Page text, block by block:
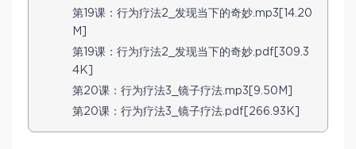
第19课：行为疗法2_发现当下的奇妙.mp3[14.20
M]
第19课：行为疗法2_发现当下的奇妙.pdf[309.3
4K]
第20课：行为疗法3_镜子疗法.mp3[9.50M]
第20课：行为疗法3_镜子疗法.pdf[266.93K]